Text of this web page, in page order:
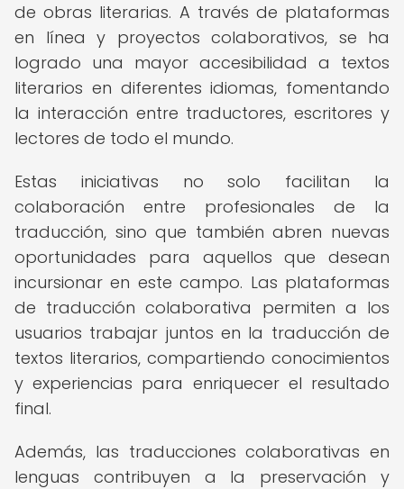
de obras literarias. A través de plataformas
en línea y proyectos colaborativos, se ha
logrado una mayor accesibilidad a textos
literarios en diferentes idiomas, fomentando
la interacción entre traductores, escritores y
lectores de todo el mundo.
Estas iniciativas no solo facilitan la
colaboración entre profesionales de la
traducción, sino que también abren nuevas
oportunidades para aquellos que desean
incursionar en este campo. Las plataformas
de traducción colaborativa permiten a los
usuarios trabajar juntos en la traducción de
textos literarios, compartiendo conocimientos
y experiencias para enriquecer el resultado
final.
Además, las traducciones colaborativas en
lenguas contribuyen a la preservación y